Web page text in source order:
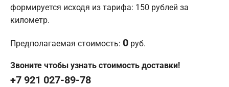
формируется исходя из тарифа: 150 рублей за
километр.
Предполагаемая стоимость: 0 руб.
Звоните чтобы узнать стоимость доставки!
+7 921 027-89-78